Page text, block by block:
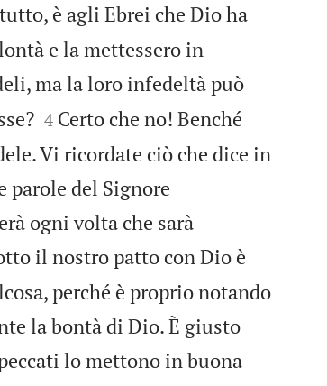
è agli Ebrei che Dio ha
e la mettessero in
ma la loro infedeltà può

4 Certo che no! Benché
Vi ricordate ciò che dice in
parole del Signore
ogni volta che sarà
il nostro patto con Dio è
perché è proprio notando
la bontà di Dio. È giusto
lo mettono in buona